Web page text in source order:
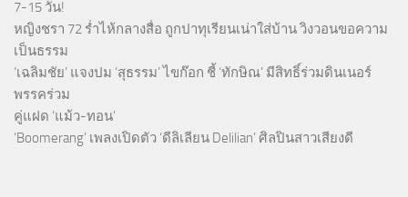
7-15 วัน!
หญิงชรา 72 ร่ำไห้กลางสื่อ ถูกปาทุเรียนเน่าใส่บ้าน วิงวอนขอความ
เป็นธรรม
‘เฉลิมชัย’ แจงปม ‘สุธรรม’ ไขก๊อก ชี้ ‘ทักษิณ’ มีสิทธิ์ร่วมดินเนอร์
พรรคร่วม
คู่แฝด ‘แม้ว-ทอน’
‘Boomerang’ เพลงเปิดตัว ‘ดีลิเลียน Delilian’ ศิลปินสาวเสียงดี